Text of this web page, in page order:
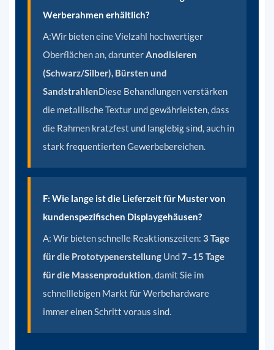
Werberahmen erhältlich?
A:Wir bieten eine Vielzahl hochwertiger
Oberflächen an, darunter Anodisieren
(Schwarz/Silber), Bürsten und
SandstrahlenDiese Behandlungen verstärken
die metallische Textur und gewährleisten, dass
die Rahmen kratzfest und langlebig sind, auch in
stark frequentierten Gewerbebereichen.
F: Wie lange ist die Lieferzeit für Muster von
kundenspezifischen Displaygehäusen?
A: Wir bieten schnelle Reaktionszeiten: 3 Tage
für die PrototypenerstellungUnd7–15 Tage
für die Massenproduktion , damit Sie im
schnelllebigen Markt für Werbehardware
immer einen Schritt voraus sind.